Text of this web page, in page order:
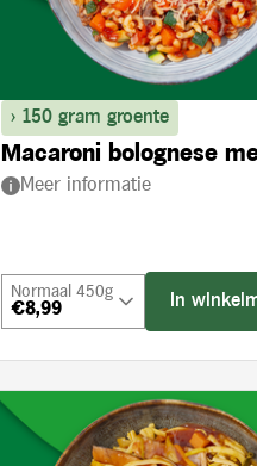
> 150 gram groente
Macaroni bolognese
Meer informatie
Normaal 450g
€8,99 In